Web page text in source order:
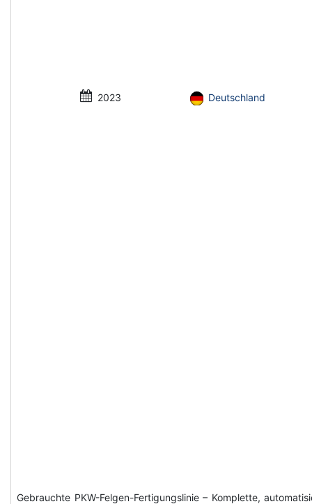
2023 Deutschland
Gebrauchte PKW-Felgen-Fertigungslinie – Komplette,